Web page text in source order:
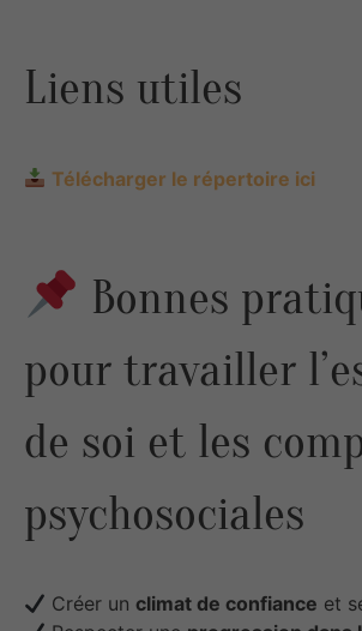
Liens utiles
Télécharger le répertoire ici
Bonnes
pour travailler
de soi et les
psychosociales
Créer unclimat de confiance et